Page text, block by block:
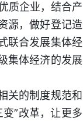
质企业，结合产
源，做好登记造
联合发展集体经
集体经济的发展
关的制度规范和
”改革，让更多